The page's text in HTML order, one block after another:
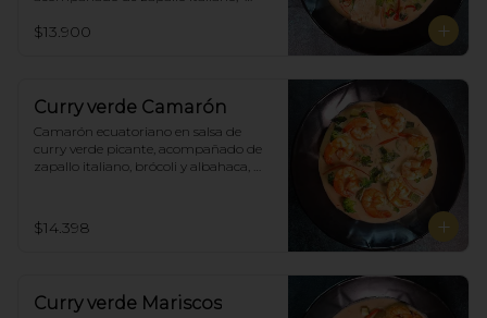
arroz blanco.
$13.900
Curry verde Camarón
Camarón ecuatoriano en salsa de
curry verde picante, acompañado de
zapallo italiano, brócoli y albahaca,
$14.398
Curry verde Mariscos